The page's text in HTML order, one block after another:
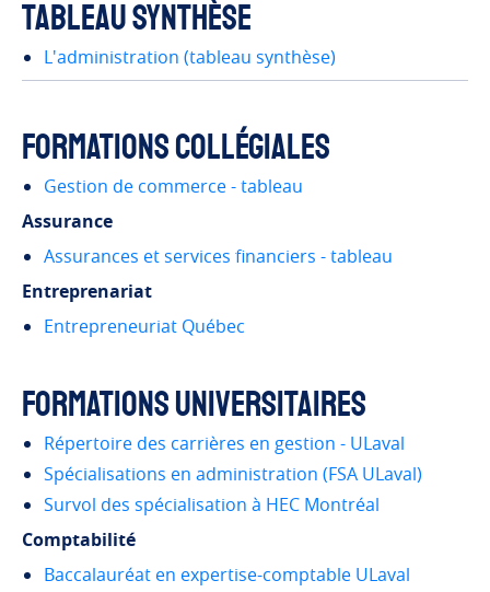
Tableau synthèse
L'administration (tableau synthèse)
Formations collégiales
Gestion de commerce - tableau
Assurance
Assurances et services financiers - tableau
Entreprenariat
Entrepreneuriat Québec
Formations universitaires
Répertoire des carrières en gestion - ULaval
Spécialisations en administration (FSA ULaval)
Survol des spécialisation à HEC Montréal
Comptabilité
Baccalauréat en expertise-comptable ULaval